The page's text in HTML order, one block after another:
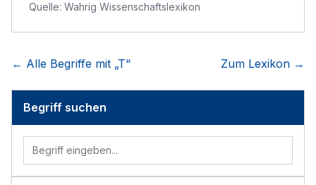
Quelle: Wahrig Wissenschaftslexikon
← Alle Begriffe mit „T“ Zum Lexikon →
Begriff suchen